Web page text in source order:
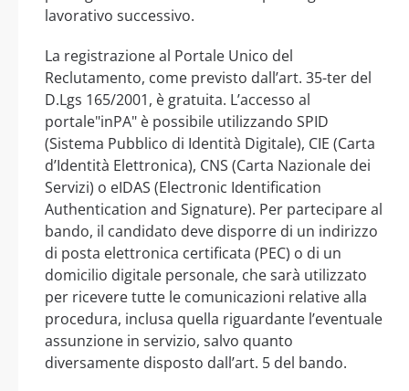
lavorativo successivo.
La registrazione al Portale Unico del
Reclutamento, come previsto dall’art. 35-ter del
D.Lgs 165/2001, è gratuita. L’accesso al
portale"inPA" è possibile utilizzando SPID
(Sistema Pubblico di Identità Digitale), CIE (Carta
d’Identità Elettronica), CNS (Carta Nazionale dei
Servizi) o eIDAS (Electronic Identification
Authentication and Signature). Per partecipare al
bando, il candidato deve disporre di un indirizzo
di posta elettronica certificata (PEC) o di un
domicilio digitale personale, che sarà utilizzato
per ricevere tutte le comunicazioni relative alla
procedura, inclusa quella riguardante l’eventuale
assunzione in servizio, salvo quanto
diversamente disposto dall’art. 5 del bando.